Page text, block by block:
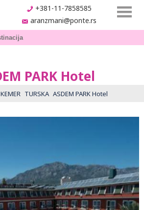
+381-11-7858585
aranzmani@ponte.rs
PARK Hotel
KEMER TURSKA ASDEM PARK Hotel